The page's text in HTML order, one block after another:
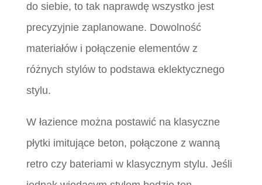
do siebie, to tak naprawdę wszystko jest
precyzyjnie zaplanowane. Dowolność
materiałów i połączenie elementów z
różnych stylów to podstawa eklektycznego
stylu.
W łazience można postawić na klasyczne
płytki imitujące beton, połączone z wanną
retro czy bateriami w klasycznym stylu. Jeśli